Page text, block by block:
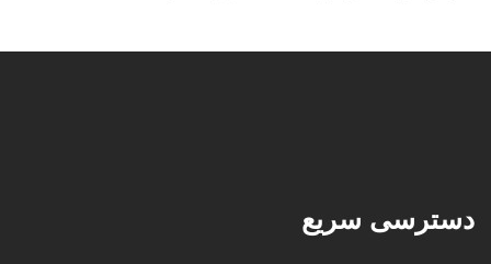
دسترسی سریع